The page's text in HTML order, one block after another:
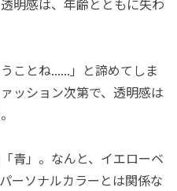
ことね......」と諦めてしま
ッション次第で、透明感は
青」。なんと、イエローベ
ーソナルカラーとは関係な